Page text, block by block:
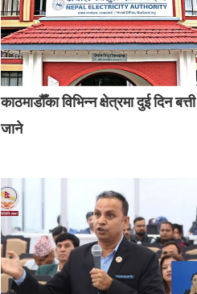
काठमाडौँका विभिन्न क्षेत्रमा दुई दिन बत्ती
जाने